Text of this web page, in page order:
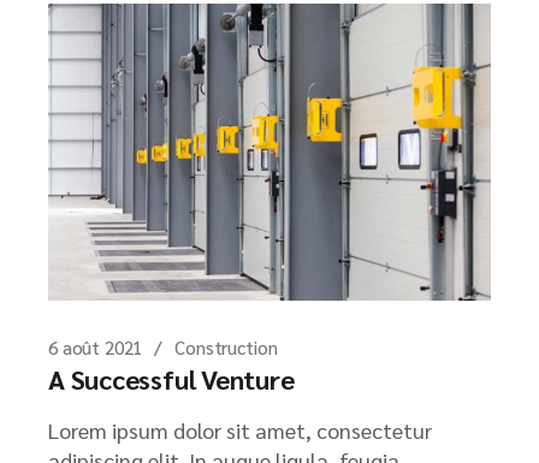
6 août 2021 Construction
A Successful Venture
Lorem ipsum dolor sit amet, consectetur